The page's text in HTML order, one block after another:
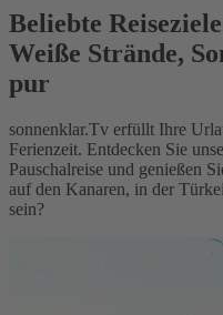
Beliebte
Weiße Strände,
pur
sonnenklar.Tv erfüllt Ihre
Ferienzeit. Entdecken Sie
Pauschalreise und genießen
auf den Kanaren, in der
sein?